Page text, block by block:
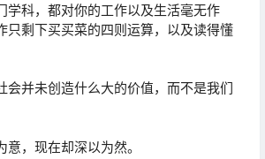
学科，都对你的工作以及生活毫无作
只剩下买买菜的四则运算，以及读得懂
会并未创造什么大的价值，而不是我们
，现在却深以为然。